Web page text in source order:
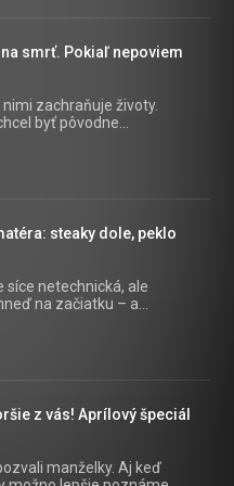
nezabudnuteľné.
smrť. Pokiaľ nepoviem
zachraňuje životy.
byť pôvodne
vďačí za život niekoľko
Vypočujte si viac:
steaky dole, peklo
síce netechnická, ale
na začiatku – a
Vypočuj si viac:
z vás! Aprílový špeciál
manželky. Aj keď